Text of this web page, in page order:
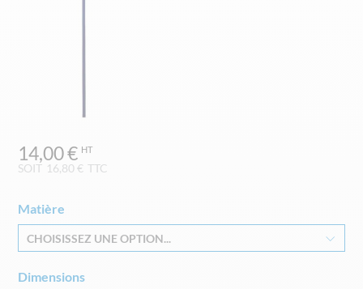
SOIT 16,80 € TTC
14,00 €
Matière
CHOISISSEZ UNE OPTION...
Dimensions
to
the
the
gallery